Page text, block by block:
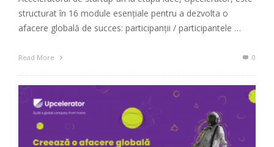
structurat în 16 module esențiale pentru a dezvolta o
afacere globală de succes: participanții / participantele …
Read More 0